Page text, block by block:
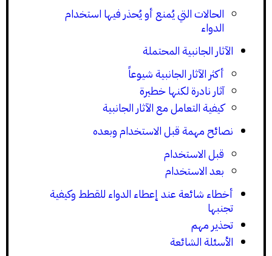
الحالات التي يُمنع أو يُحذر فيها استخدام
الدواء
الآثار الجانبية المحتملة
أكثر الآثار الجانبية شيوعاً
آثار نادرة لكنها خطيرة
كيفية التعامل مع الآثار الجانبية
نصائح مهمة قبل الاستخدام وبعده
قبل الاستخدام
بعد الاستخدام
أخطاء شائعة عند إعطاء الدواء للقطط وكيفية
تجنبها
تحذير مهم
الأسئلة الشائعة